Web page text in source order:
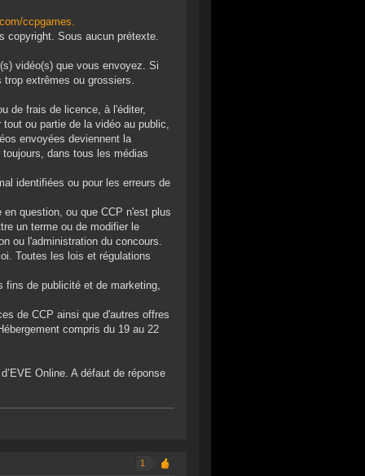
ccpgames.
copyright. Sous aucun prétexte.
vidéo(s) que vous envoyez. Si
extrêmes ou grossiers.
de frais de licence, à l'éditer,
ou partie de la vidéo au public,
envoyées deviennent la
dans tous les médias
identifiées ou pour les erreurs de
question, ou que CCP n'est plus
un terme ou de modifier le
ou l'administration du concours.
Toutes les lois et régulations
fins de publicité et de marketing,
de CCP ainsi que d'autres offres
compris du 19 au 22
Online. A défaut de réponse
1